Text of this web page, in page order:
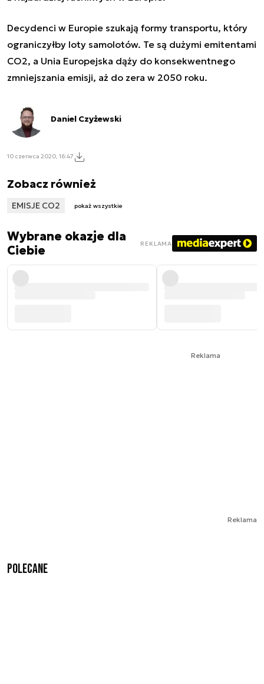
Decydenci w Europie szukają formy transportu, który
ograniczyłby loty samolotów. Te są dużymi emitentami
CO2, a Unia Europejska dąży do konsekwentnego
zmniejszania emisji, aż do zera w 2050 roku.
Daniel Czyżewski
10 czerwca 2020, 16:47
Zobacz również
EMISJE CO2 pokaż wszystkie
Wybrane okazje dla
Ciebie
REKLAMA
Reklama
Reklama
Polecane